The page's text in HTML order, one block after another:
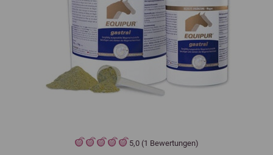
5,0 (1 Bewertungen)